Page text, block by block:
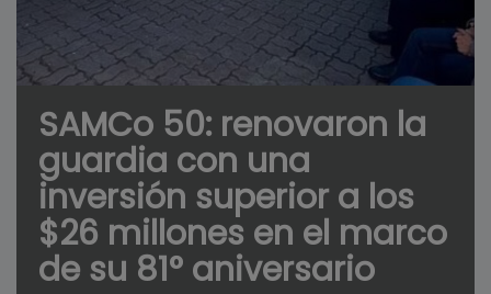
SAMCo 50: renovaron la
guardia con una
inversión superior a los
$26 millones en el marco
de su 81° aniversario